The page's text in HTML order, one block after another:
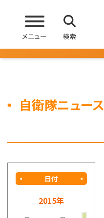
メニュー 検索
自衛隊ニュース
日付
2015年